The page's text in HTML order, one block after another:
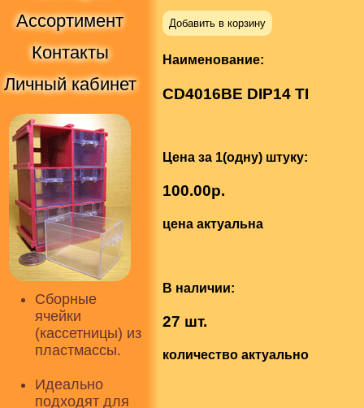
Ассортимент
Контакты
Личный кабинет
Сборные
ячейки
(кассетницы) из
пластмассы.
Идеально
подходят для
Добавить в корзину
Наименование:
CD4016BE DIP14 TI
Цена за 1(одну) штуку:
100.00р.
цена актуальна
В наличии:
27 шт.
количество актуально